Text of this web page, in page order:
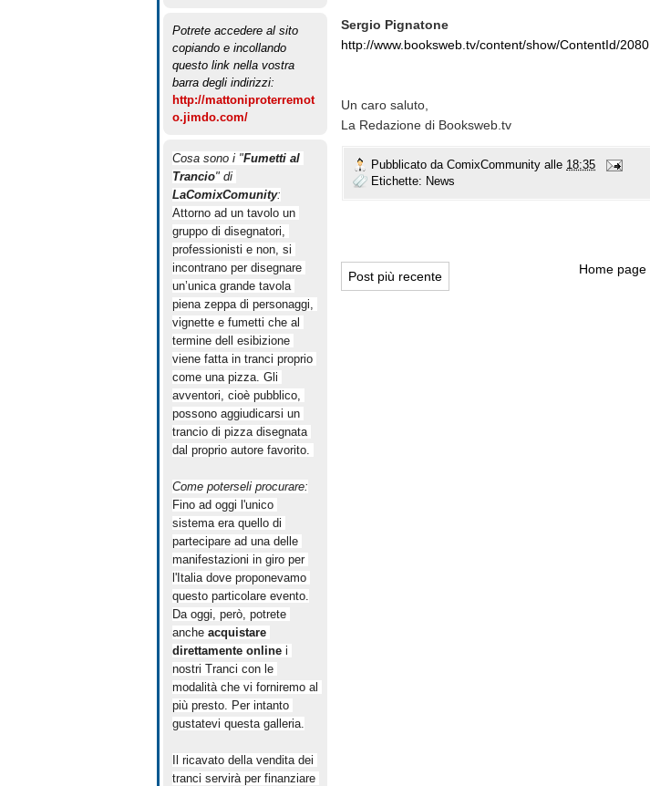
Potrete accedere al sito
copiando e incollando
questo link nella vostra
barra degli indirizzi:
http://mattoniproterremot
o.jimdo.com/
Cosa sono i "Fumetti al
Trancio
LaComixComunity:
Attorno ad un tavolo un
gruppo di disegnatori,
professionisti e non, si
incontrano per disegnare
un’unica grande tavola
piena zeppa di personaggi,
vignette e fumetti che al
termine dell esibizione
viene fatta in tranci proprio
come una pizza. Gli
avventori, cioè pubblico,
possono aggiudicarsi un
trancio di pizza disegnata
dal proprio autore favorito.
Come poterseli procurare:
Fino ad oggi l'unico
sistema era quello di
partecipare ad una delle
manifestazioni in giro per
l'Italia dove proponevamo
questo particolare evento.
Da oggi, però, potrete
anche acquistare
direttamente online i
nostri Tranci con le
modalità che vi forniremo al
più presto. Per intanto
gustatevi questa galleria.
Il ricavato della vendita dei
tranci servirà per finanziare
Sergio Pignatone
http://www.booksweb.tv/content/show/ContentId/2080
Un caro saluto,
La Redazione di Booksweb.tv
Pubblicato da ComixCommunity alle 18:35
Etichette: News
Post più recente Home page